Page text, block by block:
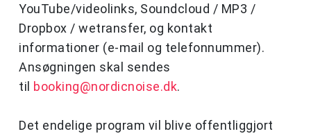
YouTube/videolinks, Soundcloud / MP3 /
Dropbox / wetransfer, og kontakt
informationer (e-mail og telefonnummer).
Ansøgningen skal sendes
til booking@nordicnoise.dk.
Det endelige program vil blive offentliggjort